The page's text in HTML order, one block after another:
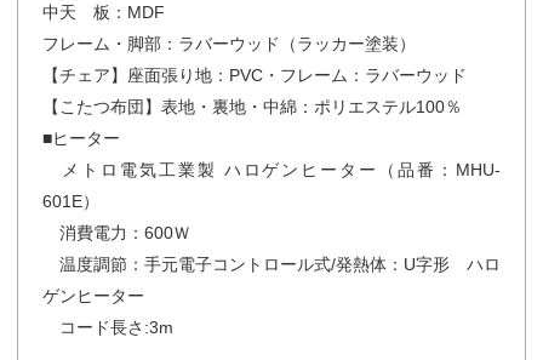
中天 板：MDF
フレーム・脚部：ラバーウッド（ラッカー塗装）
【チェア】座面張り地：PVC・フレーム：ラバーウッド
【こたつ布団】表地・裏地・中綿：ポリエステル100％
■ヒーター
メトロ電気工業製 ハロゲンヒーター（品番：MHU-
601E）
消費電力：600Ｗ
温度調節：手元電子コントロール式/発熱体：U字形 ハロ
ゲンヒーター
コード長さ:3m